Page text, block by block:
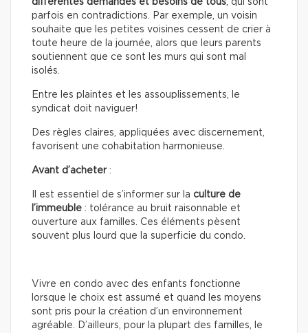
différentes demandes et besoins de tous, qui sont
parfois en contradictions. Par exemple, un voisin
souhaite que les petites voisines cessent de crier à
toute heure de la journée, alors que leurs parents
soutiennent que ce sont les murs qui sont mal
isolés.
Entre les plaintes et les assouplissements, le
syndicat doit naviguer!
Des règles claires, appliquées avec discernement,
favorisent une cohabitation harmonieuse.
Avant d’acheter :
Il est essentiel de s’informer sur la culture de
l’immeuble : tolérance au bruit raisonnable et
ouverture aux familles. Ces éléments pèsent
souvent plus lourd que la superficie du condo.
Vivre en condo avec des enfants fonctionne
lorsque le choix est assumé et quand les moyens
sont pris pour la création d’un environnement
agréable. D’ailleurs, pour la plupart des familles, le